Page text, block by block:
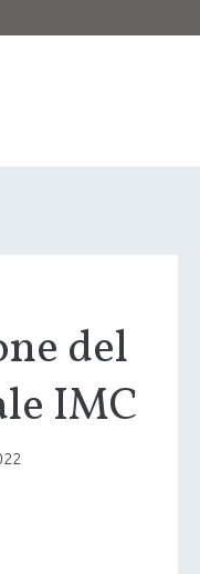
del
IMC